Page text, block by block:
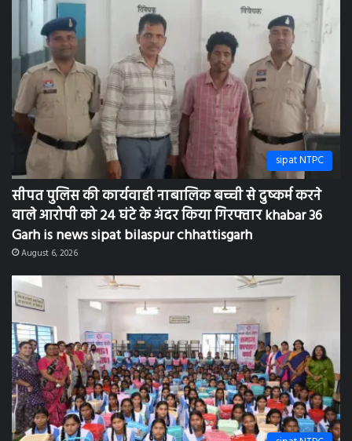
sipat NTPC
सीपत पुलिस की कार्यवाही नाबालिक बच्ची से दुष्कर्म करने
वाले आरोपी को 24 घंटे के अंदर किया गिरफ्तार khabar 36
Garh is news sipat bilaspur chhattisgarh
August 6, 2026
sipat NTPC